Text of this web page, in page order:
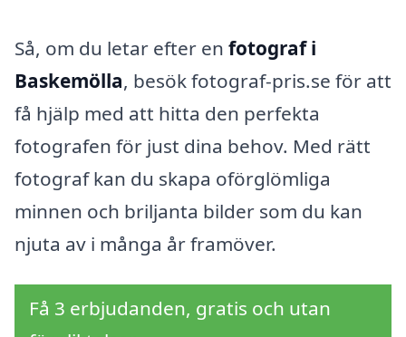
Så, om du letar efter en fotograf i
Baskemölla, besök fotograf-pris.se för att
få hjälp med att hitta den perfekta
fotografen för just dina behov. Med rätt
fotograf kan du skapa oförglömliga
minnen och briljanta bilder som du kan
njuta av i många år framöver.
Få 3 erbjudanden, gratis och utan